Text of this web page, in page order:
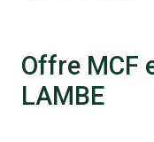
Offre MCF
LAMBE